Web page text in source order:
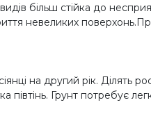
більш стійка до
невеликих
на другий рік.
Грунт потребує